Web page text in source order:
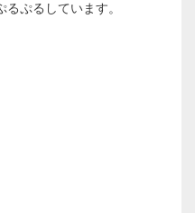
ぷるしています。